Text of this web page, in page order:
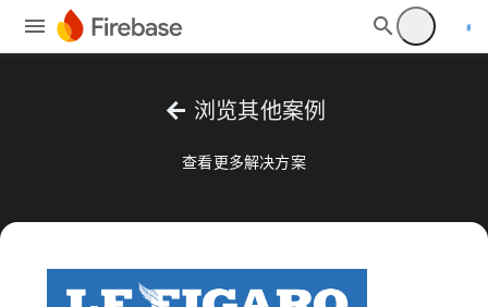
arrow_back 浏览其他案例
查看更多解决方案